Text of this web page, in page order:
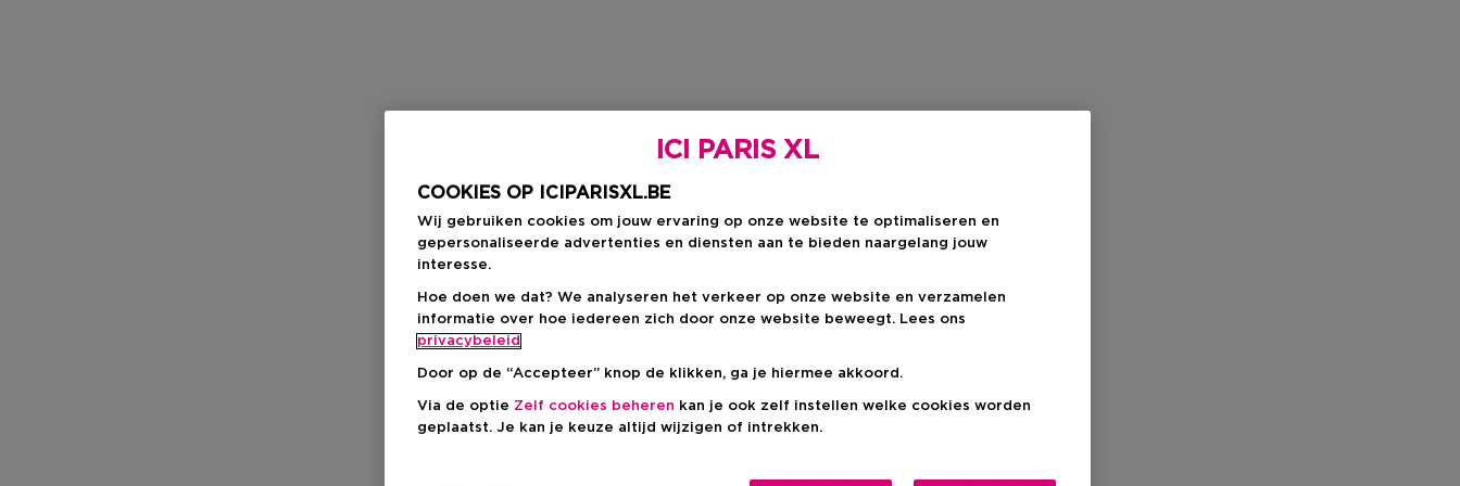
ICI PARIS XL
COOKIES OP ICIPARISXL.BE
Wij gebruiken cookies om jouw ervaring op onze website te optimaliseren en
gepersonaliseerde advertenties en diensten aan te bieden naargelang jouw
interesse.
Hoe doen we dat? We analyseren het verkeer op onze website en verzamelen
informatie over hoe iedereen zich door onze website beweegt. Lees ons
privacybeleid
Door op de “Accepteer” knop de klikken, ga je hiermee akkoord.
Via de optie Zelf cookies beheren kan je ook zelf instellen welke cookies worden
geplaatst. Je kan je keuze altijd wijzigen of intrekken.